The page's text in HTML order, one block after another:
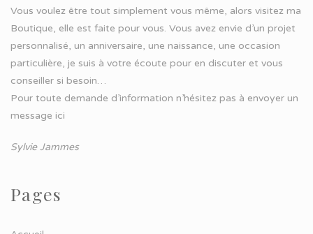
Vous voulez être tout simplement vous même, alors visitez ma
Boutique, elle est faite pour vous. Vous avez envie d’un projet
personnalisé, un anniversaire, une naissance, une occasion
particulière, je suis à votre écoute pour en discuter et vous
conseiller si besoin…
Pour toute demande d’information n’hésitez pas à envoyer un
message ici
Sylvie Jammes
Pages